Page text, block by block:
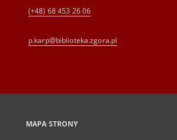
(+48) 68 453 26 06
p.karp@biblioteka.zgora.pl
MAPA STRONY